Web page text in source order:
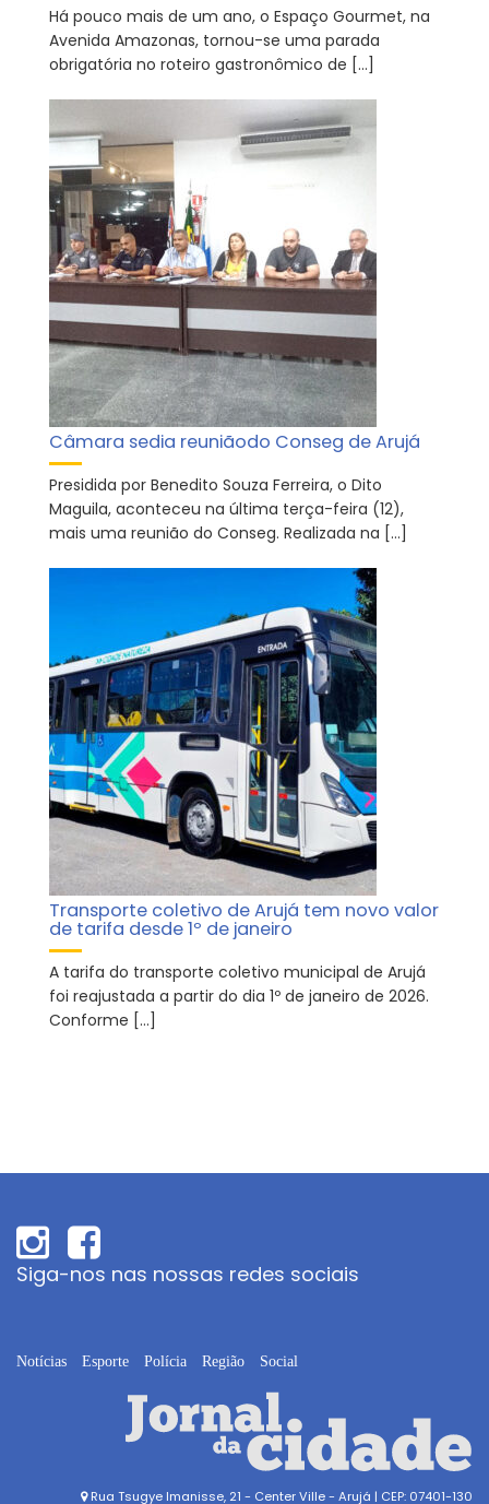
Há pouco mais de um ano, o Espaço Gourmet, na
Avenida Amazonas, tornou-se uma parada
obrigatória no roteiro gastronômico de […]
Câmara sedia reuniãodo Conseg de Arujá
Presidida por Benedito Souza Ferreira, o Dito
Maguila, aconteceu na última terça-feira (12),
mais uma reunião do Conseg. Realizada na […]
Transporte coletivo de Arujá tem novo valor
de tarifa desde 1º de janeiro
A tarifa do transporte coletivo municipal de Arujá
foi reajustada a partir do dia 1º de janeiro de 2026.
Conforme […]
Siga-nos nas nossas redes sociais
Notícias Esporte Polícia Região Social
Rua Tsugye Imanisse, 21 - Center Ville - Arujá | CEP: 07401-130